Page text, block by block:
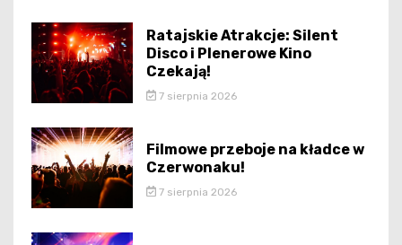
Ratajskie Atrakcje: Silent
Disco i Plenerowe Kino
Czekają!
7 sierpnia 2026
Filmowe przeboje na kładce w
Czerwonaku!
7 sierpnia 2026